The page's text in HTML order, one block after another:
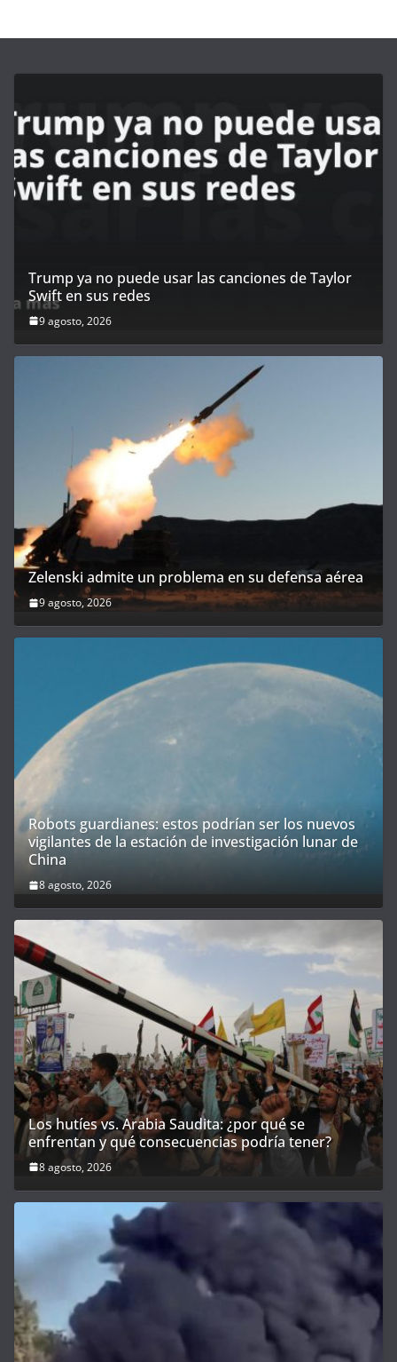
Trump ya no puede usar las canciones de Taylor
Swift en sus redes
9 agosto, 2026
Zelenski admite un problema en su defensa aérea
9 agosto, 2026
Robots guardianes: estos podrían ser los nuevos
vigilantes de la estación de investigación lunar de
China
8 agosto, 2026
Los hutíes vs. Arabia Saudita: ¿por qué se
enfrentan y qué consecuencias podría tener?
8 agosto, 2026